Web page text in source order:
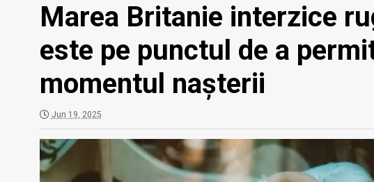
Marea Britanie interzice
este pe punctul de a
momentul nașterii
Jun 19, 2025